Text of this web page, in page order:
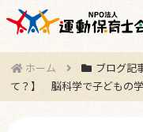
ホーム ブログ記
て？】 脳科学で子どもの